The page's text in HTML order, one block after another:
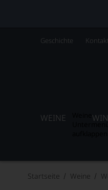
Geschichte
WEINE
Startseite Weine